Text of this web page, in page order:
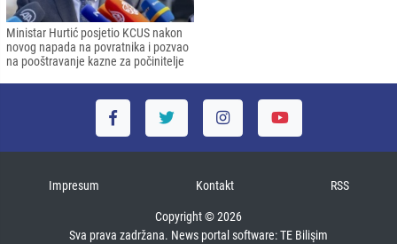
Ministar Hurtić posjetio KCUS nakon
novog napada na povratnika i pozvao
na pooštravanje kazne za počinitelje
Impresum Kontakt RSS
Copyright © 2026
Sva prava zadržana. News portal software:TE Bilişim